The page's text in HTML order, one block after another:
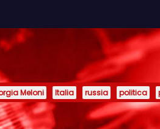
Meloni Italia russia politica